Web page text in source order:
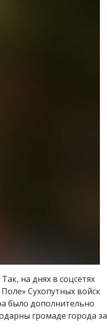
на днях в соцсетях
Сухопутных войск
было дополнительно
громаде города за